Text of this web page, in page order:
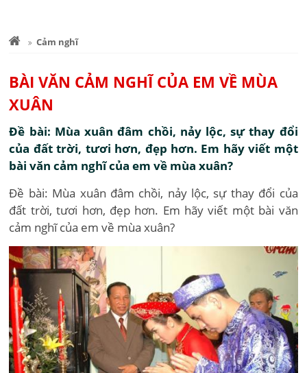
Cảm nghĩ
BÀI VĂN CẢM NGHĨ CỦA EM VỀ MÙA
XUÂN
Đề bài: Mùa xuân đâm chồi, nảy lộc, sự thay đổi
của đất trời, tươi hơn, đẹp hơn. Em hãy viết một
bài văn cảm nghĩ của em về mùa xuân?
Đề bài: Mùa xuân đâm chồi, nảy lộc, sự thay đổi của
đất trời, tươi hơn, đẹp hơn. Em hãy viết một bài văn
cảm nghĩ của em về mùa xuân?